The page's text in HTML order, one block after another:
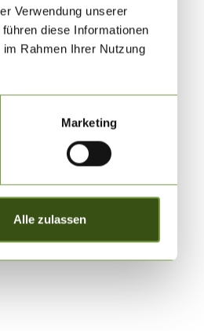
Verwendung unserer
diese Informationen
Rahmen Ihrer Nutzung
Marketing
Alle zulassen